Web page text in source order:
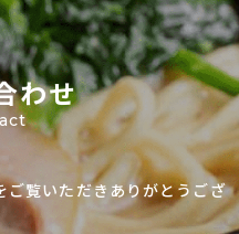
わせ
ご覧いただきありがとうござ